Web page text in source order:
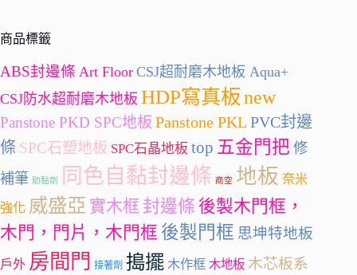
商品標籤
ABS封邊條 Art Floor CSJ超耐磨木地板 Aqua+
CSJ防水超耐磨木地板 HDP寫真板new
Panstone PKD SPC地板 Panstone PKL PVC封邊
條 SPC石塑地板 SPC石晶地板 top 五金門把 修
補筆 助黏劑 同色自黏封邊條 商空 地板 奈米
強化 威盛亞 實木框 封邊條 後製木門框，
木門，門片，木門框 後製門框 思坤特地板
戶外 房間門 接著劑 搗擺 木作框 木地板 木芯板系